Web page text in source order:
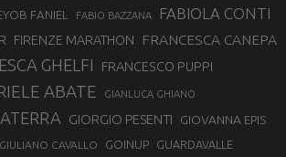
FANIEL FABIO BAZZANA FABIOLA CONTI
FIRENZE MARATHON FRANCESCA CANEPA
GHELFI FRANCESCO PUPPI
ABATE GIANLUCA GHIANO
GIORGIO PESENTI GIOVANNA EPIS
GIULIANO CAVALLO GOINUP GUARDAVALLE